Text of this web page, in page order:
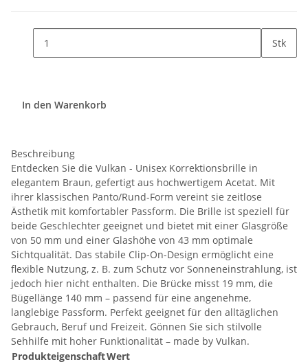
Stk
In den Warenkorb
Beschreibung
Entdecken Sie die Vulkan - Unisex Korrektionsbrille in
elegantem Braun, gefertigt aus hochwertigem Acetat. Mit
ihrer klassischen Panto/Rund-Form vereint sie zeitlose
Ästhetik mit komfortabler Passform. Die Brille ist speziell für
beide Geschlechter geeignet und bietet mit einer Glasgröße
von 50 mm und einer Glashöhe von 43 mm optimale
Sichtqualität. Das stabile Clip-On-Design ermöglicht eine
flexible Nutzung, z. B. zum Schutz vor Sonneneinstrahlung, ist
jedoch hier nicht enthalten. Die Brücke misst 19 mm, die
Bügellänge 140 mm – passend für eine angenehme,
langlebige Passform. Perfekt geeignet für den alltäglichen
Gebrauch, Beruf und Freizeit. Gönnen Sie sich stilvolle
Sehhilfe mit hoher Funktionalität – made by Vulkan.
ProdukteigenschaftWert